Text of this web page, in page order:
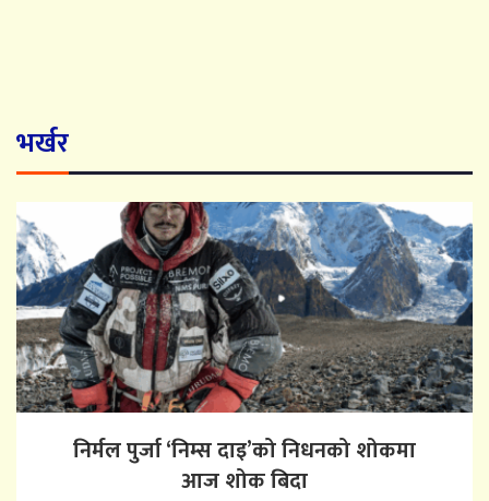
भर्खर
निर्मल पुर्जा ‘निम्स दाइ’को निधनको शोकमा
आज शोक बिदा